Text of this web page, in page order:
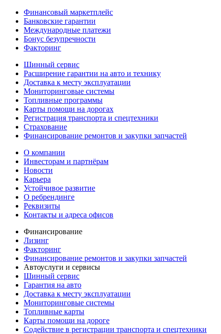
Финансовый маркетплейс
Банковские гарантии
Международные платежи
Бонус безупречности
Факторинг
Шинный сервис
Расширение гарантии на авто и технику
Доставка к месту эксплуатации
Мониторинговые системы
Топливные программы
Карты помощи на дорогах
Регистрация транспорта и спецтехники
Страхование
Финансирование ремонтов и закупки запчастей
О компании
Инвесторам и партнёрам
Новости
Карьера
Устойчивое развитие
О ребрендинге
Реквизиты
Контакты и адреса офисов
Финансирование
Лизинг
Факторинг
Финансирование ремонтов и закупки запчастей
Автоуслуги и сервисы
Шинный сервис
Гарантия на авто
Доставка к месту эксплуатации
Мониторинговые системы
Топливные карты
Карты помощи на дороге
Содействие в регистрации транспорта и спецтехники